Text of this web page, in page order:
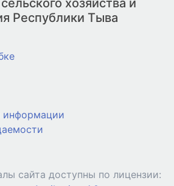
Республики Тыва
информации
сайта доступны по лицензии: